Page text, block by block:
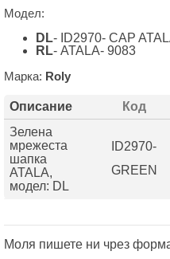
Модел:
DL- ID2970- CAP
RL- ATALA- 9083
Марка: Roly
Описание Код
Зелена
мрежеста
шапка
ATALA,
модел: DL
ID2970-
GREEN
Моля пишете ни чрез